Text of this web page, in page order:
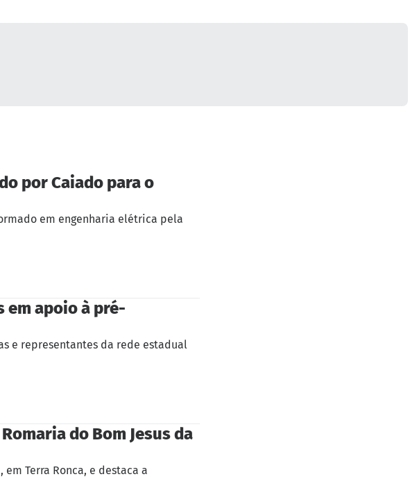
por Caiado para o
em engenharia elétrica pela
em apoio à pré-
e representantes da rede estadual
do Bom Jesus da
Terra Ronca, e destaca a